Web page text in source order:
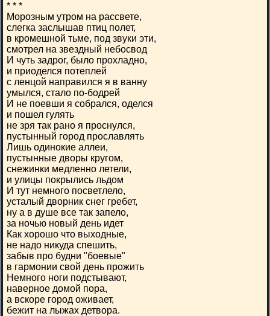
* * *
Морозным утром на рассвете,
слегка заслышав птиц полет,
в кромешной тьме, под звуки эти,
смотрел на звездный небосвод
И чуть задрог, было прохладно,
и приоделся потеплей
с ленцой направился я в ванну
умылся, стало по-бодрей
И не поевши я собрался, оделся
и пошел гулять
не зря так рано я проснулся,
пустынный город прославлять
Лишь одинокие аллеи,
пустынные дворы кругом,
снежинки медленно летели,
и улицы покрылись льдом
И тут немного посветлело,
усталый дворник снег гребет,
ну а в душе все так запело,
за ночью новый день идет
Как хорошо что выходные,
не надо никуда спешить,
забыв про будни "боевые"
в гармонии свой день прожить
Немного ноги подстывают,
наверное домой пора,
а вскоре город оживает,
бежит на лыжах детвора.